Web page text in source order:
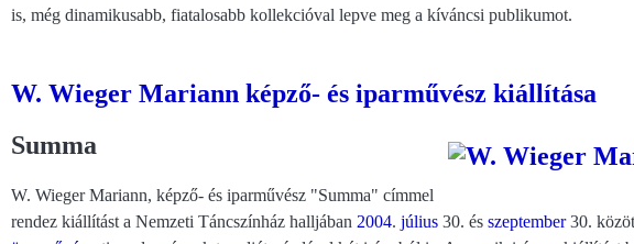
is, még dinamikusabb, fiatalosabb kollekcióval lepve meg a kíváncsi publikumot.
W. Wieger Mariann képző- és iparművész kiállítása
Summa
W. Wieger Mariann, képző- és iparművész "Summa" címmel
rendez kiállítást a Nemzeti Táncszínház halljában 2004. július 30. és szeptember30.